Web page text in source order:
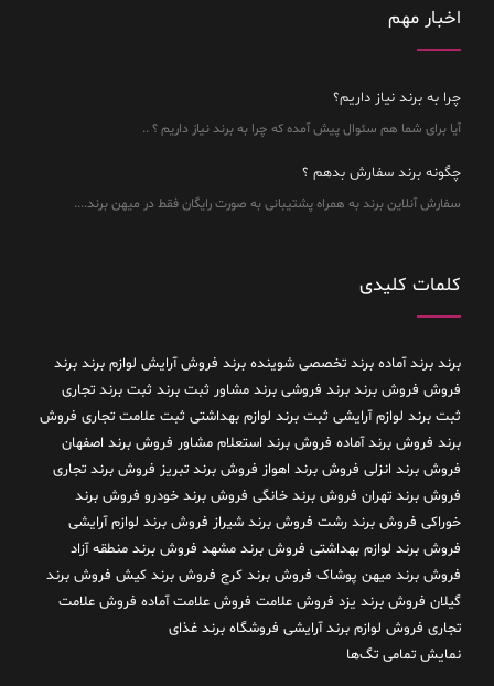
اخبار مهم
چرا به برند نیاز داریم؟
آیا برای شما هم سئوال پیش آمده که چرا به برند نیاز داریم ؟ ..
چگونه برند سفارش بدهم ؟
سفارش آنلاین برند به همراه پشتیبانی به صورت رایگان فقط در میهن برند....
کلمات کلیدی
برند برند آماده برند تخصصی شوینده برند فروش آرایش لوازم برند برند
فروش فروش برند برند فروشی برند مشاور ثبت برند ثبت برند تجاری
ثبت برند لوازم آرایشی ثبت برند لوازم بهداشتی ثبت علامت تجاری فروش
برند فروش برند آماده فروش برند استعلام مشاور فروش برند اصفهان
فروش برند انزلی فروش برند اهواز فروش برند تبریز فروش برند تجاری
فروش برند تهران فروش برند خانگی فروش برند خودرو فروش برند
خوراکی فروش برند رشت فروش برند شیراز فروش برند لوازم آرایشی
فروش برند لوازم بهداشتی فروش برند مشهد فروش برند منطقه آزاد
فروش برند میهن پوشاک فروش برند کرج فروش برند کیش فروش برند
گیلان فروش برند یزد فروش علامت فروش علامت آماده فروش علامت
تجاری فروش لوازم برند آرایشی فروشگاه برند غذای
نمایش تمامی تگ‌ها